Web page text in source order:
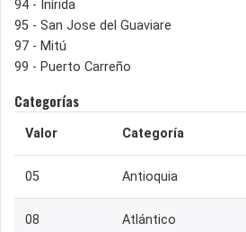
94 - Inírida
95 - San Jose del Guaviare
97 - Mitú
99 - Puerto Carreño
Categorías
Valor Categoría
05 Antioquia
08 Atlántico